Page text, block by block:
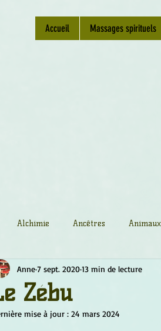
Accueil Massages spirituels
Alchimie Ancêtres
Champignons Conscience
Fleurs de Bach Géométrie sacrée
Zébu
Anne7 sept. 202013 min de lecture
mise à jour : 24 mars 2024